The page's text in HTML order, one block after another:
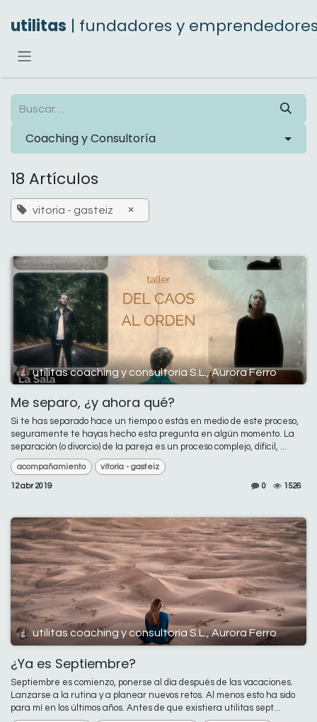
utilitas | fundadores y
Coaching y Consultoría
18 Artículos
vitoria - gasteiz ×
utilitas coaching y consultoría S.L., Aurora Ferro
Me separo, ¿y ahora qué?
Si te has separado hace un tiempo o estás en medio de este proceso,
seguramente te hayas hecho esta pregunta en algún momento. La
separación (o divorcio) de la pareja es un proceso complejo, difícil, ...
acompañamiento vitoria - gasteiz
12 abr 2019 0 1526
utilitas coaching y consultoría S.L., Aurora Ferro
¿Ya es Septiembre?
Septiembre es comienzo, ponerse al día después de las vacaciones.
Lanzarse a la rutina y a planear nuevos retos. Al menos esto ha sido
para mí en los últimos años. Antes de que existiera utilitas sept...